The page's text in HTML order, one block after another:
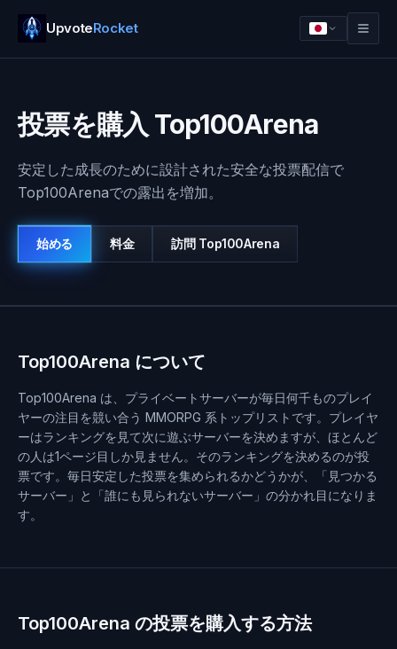
UpvoteRocket
投票を購入 Top100Arena
安定した成長のために設計された安全な投票配信で
Top100Arenaでの露出を増加。
始める 料金 訪問 Top100Arena
Top100Arena について
Top100Arena は、プライベートサーバーが毎日何千ものプレイ
ヤーの注目を競い合う MMORPG 系トップリストです。プレイヤ
ーはランキングを見て次に遊ぶサーバーを決めますが、ほとんど
の人は1ページ目しか見ません。そのランキングを決めるのが投
票です。毎日安定した投票を集められるかどうかが、「見つかる
サーバー」と「誰にも見られないサーバー」の分かれ目になりま
す。
Top100Arena の投票を購入する方法